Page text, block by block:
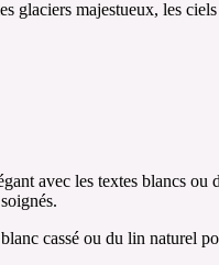
glaciers majestueux, les
avec les textes blancs
cassé ou du lin naturel